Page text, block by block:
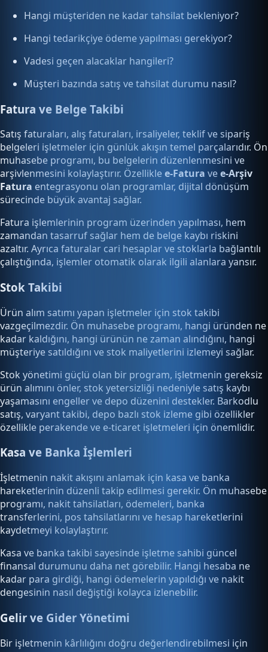
Hangi müşteriden ne kadar tahsilat bekleniyor?
Hangi tedarikçiye ödeme yapılması gerekiyor?
Vadesi geçen alacaklar hangileri?
Müşteri bazında satış ve tahsilat durumu nasıl?
Fatura ve Belge Takibi
Satış faturaları, alış faturaları, irsaliyeler, teklif ve sipariş
belgeleri işletmeler için günlük akışın temel parçalarıdır. Ön
muhasebe programı, bu belgelerin düzenlenmesini ve
arşivlenmesini kolaylaştırır. Özelliklee-Fatura vee-Arşiv
Fatura entegrasyonu olan programlar, dijital dönüşüm
sürecinde büyük avantaj sağlar.
Fatura işlemlerinin program üzerinden yapılması, hem
zamandan tasarruf sağlar hem de belge kaybı riskini
azaltır. Ayrıca faturalar cari hesaplar ve stoklarla bağlantılı
çalıştığında, işlemler otomatik olarak ilgili alanlara yansır.
Stok Takibi
Ürün alım satımı yapan işletmeler için stok takibi
vazgeçilmezdir. Ön muhasebe programı, hangi üründen ne
kadar kaldığını, hangi ürünün ne zaman alındığını, hangi
müşteriye satıldığını ve stok maliyetlerini izlemeyi sağlar.
Stok yönetimi güçlü olan bir program, işletmenin gereksiz
ürün alımını önler, stok yetersizliği nedeniyle satış kaybı
yaşamasını engeller ve depo düzenini destekler. Barkodlu
satış, varyant takibi, depo bazlı stok izleme gibi özellikler
özellikle perakende ve e-ticaret işletmeleri için önemlidir.
Kasa ve Banka İşlemleri
İşletmenin nakit akışını anlamak için kasa ve banka
hareketlerinin düzenli takip edilmesi gerekir. Ön muhasebe
programı, nakit tahsilatları, ödemeleri, banka
transferlerini, pos tahsilatlarını ve hesap hareketlerini
kaydetmeyi kolaylaştırır.
Kasa ve banka takibi sayesinde işletme sahibi güncel
finansal durumunu daha net görebilir. Hangi hesaba ne
kadar para girdiği, hangi ödemelerin yapıldığı ve nakit
dengesinin nasıl değiştiği kolayca izlenebilir.
Gelir ve Gider Yönetimi
Bir işletmenin kârlılığını doğru değerlendirebilmesi için